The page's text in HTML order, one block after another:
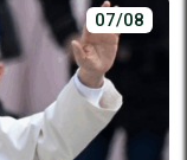
07/08